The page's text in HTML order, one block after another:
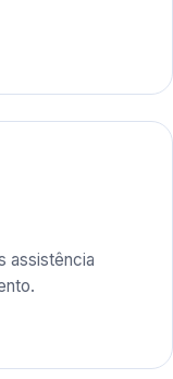
assistência